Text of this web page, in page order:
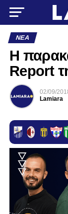
ΝΈΑ
H
Report
02/09/
Lamiara